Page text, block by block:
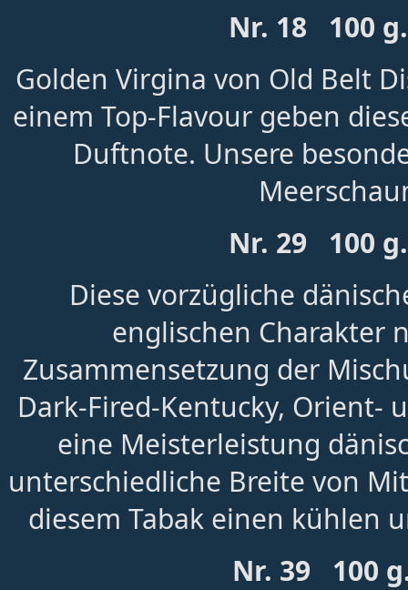
Nr. 18 100
Golden Virgina von Old Belt
einem Top-Flavour geben
Duftnote. Unsere
Nr. 29 100
Diese vorzügliche
englischen Charakter
Zusammensetzung der
Dark-Fired-Kentucky, Orient-
eine Meisterleistung
unterschiedliche Breite von
diesem Tabak einen kühlen
Nr. 39 100